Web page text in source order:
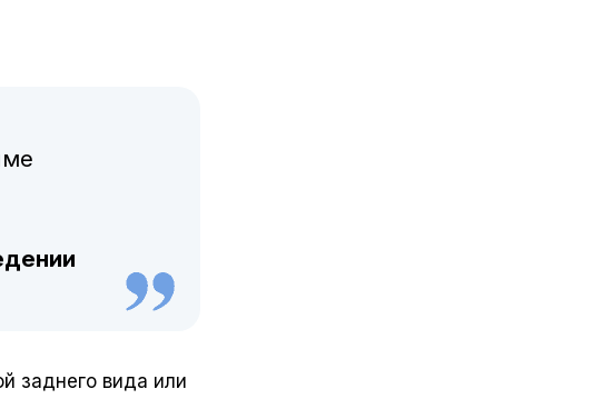
заднего вида или